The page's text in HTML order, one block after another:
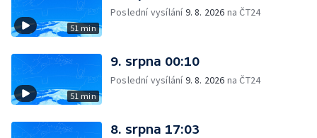
51 min
Poslední vysílání9. 8. 2026 na ČT24
51 min
9. srpna 00:10
Poslední vysílání9. 8. 2026 na ČT24
8. srpna 17:03